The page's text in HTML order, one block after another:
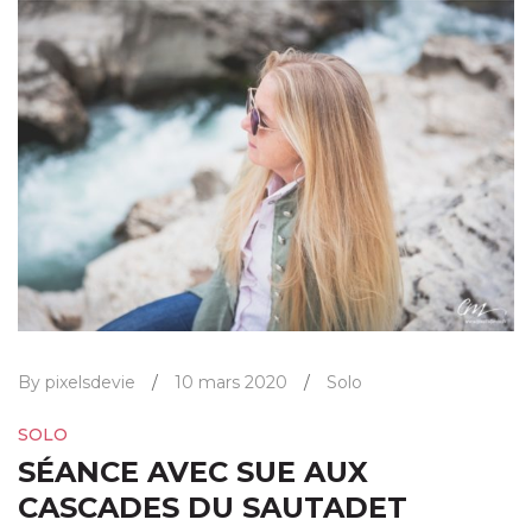
By pixelsdevie / 10 mars 2020 / Solo
SOLO
SÉANCE AVEC SUE AUX
CASCADES DU SAUTADET